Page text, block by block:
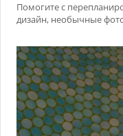
Помогите с
дизайн, необычные